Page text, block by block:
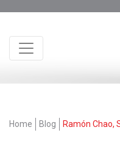
Home Blog Ramón Chao,